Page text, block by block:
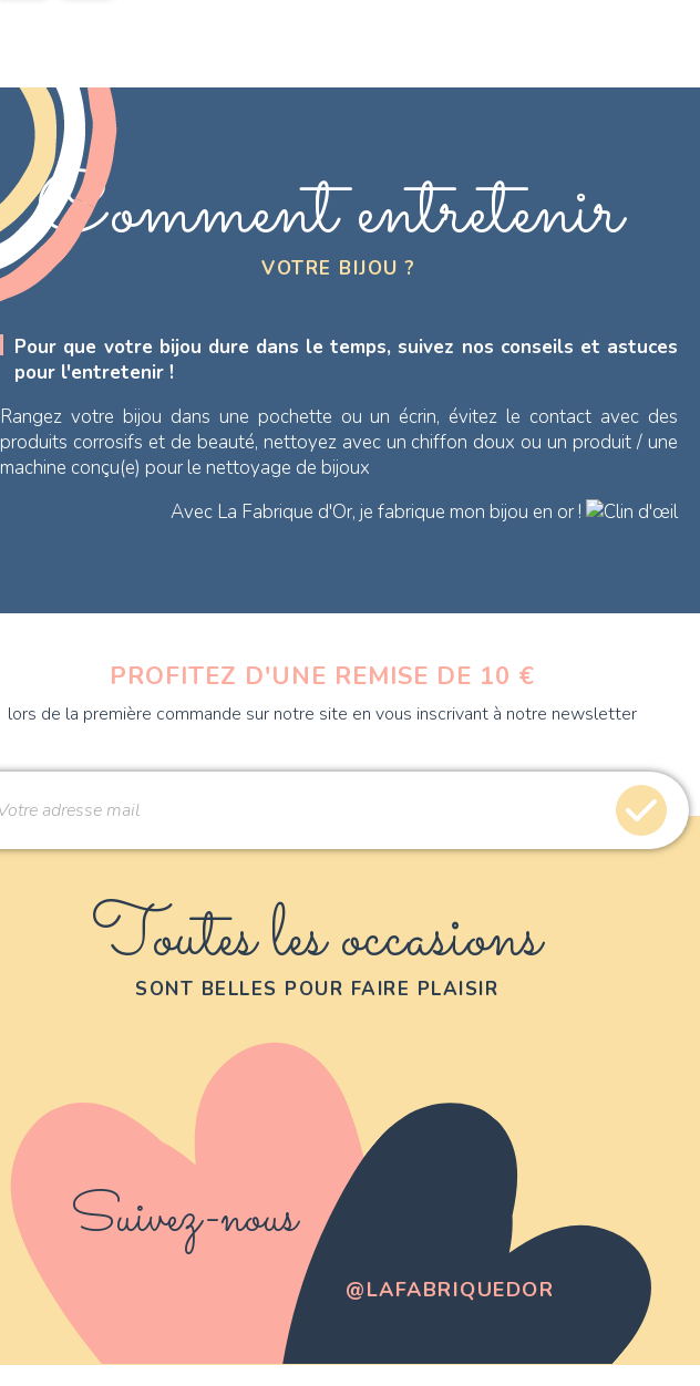
Comment entretenir
VOTRE BIJOU ?
Pour que votre bijou dure dans le temps, suivez nos conseils et astuces
pour l'entretenir !
Rangez votre bijou dans une pochette ou un écrin, évitez le contact avec des
produits corrosifs et de beauté, nettoyez avec un chiffon doux ou un produit / une
machine conçu(e) pour le nettoyage de bijoux
Avec La Fabrique d'Or, je fabrique mon bijou en or !
PROFITEZ D'UNE REMISE DE 10 €
lors de la première commande sur notre site en vous inscrivant à notre newsletter
Toutes les occasions
SONT BELLES POUR FAIRE PLAISIR
Suivez-nous
@LAFABRIQUEDOR